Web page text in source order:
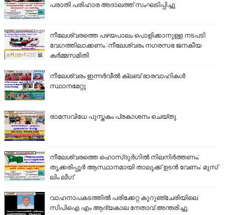
പരാതി പരിഹാര അദാലത്ത് സംഘടിപ്പിച്ചു
നീലേശ്വരത്തെ പഴയപാലം പൊളിക്കാനുള്ള നടപടി
വേഗത്തിലാക്കണം :നീലേശ്വരം നഗരസഭ ജനകീയ
കർമ്മസമിതി
നീലേശ്വരം ഇന്നർവീൽ ക്ലബ് ഭാരവാഹികൾ
സ്ഥാനമേറ്റു
രാമസവിധേ പുസ്തകം പ്രകാശനം ചെയ്തു
നീലേശ്വരത്തെ ഹൊസ്ദുർഗിൽ നിലനിർത്തണം;
തൃക്കരിപ്പൂർ ആസ്ഥാനമായി താലൂക്ക് ഉടൻ വേണം: മുസ്
ലിം ലീഗ്
വാഹനാപകടത്തിൽ പരിക്കേറ്റ കുറുഞ്ചേരിയിലെ
സിപിഐ എം ആദ്യകാല നേതാവ് അന്തരിച്ചു.